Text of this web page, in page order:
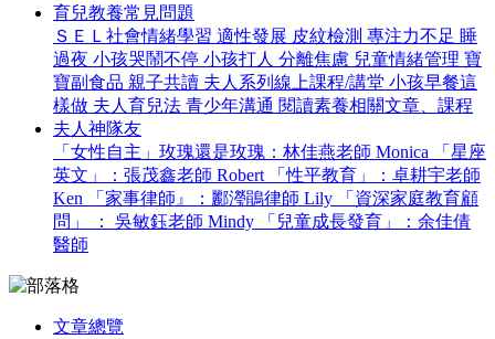
育兒教養常見問題
ＳＥＬ社會情緒學習 適性發展 皮紋檢測 專注力不足 睡
過夜 小孩哭鬧不停 小孩打人 分離焦慮 兒童情緒管理 寶
寶副食品 親子共讀 夫人系列線上課程/講堂 小孩早餐這
樣做 夫人育兒法 青少年溝通 閱讀素養相關文章、課程
夫人神隊友
「女性自主」玫瑰還是玫瑰：林佳燕老師 Monica
「星座
英文」：張茂鑫老師 Robert
「性平教育」：卓耕宇老師
Ken
「家事律師』：酈瀅鵑律師 Lily
「資深家庭教育顧
問」 ： 吳敏鈺老師 Mindy
「兒童成長發育」：余佳倩
醫師
文章總覽